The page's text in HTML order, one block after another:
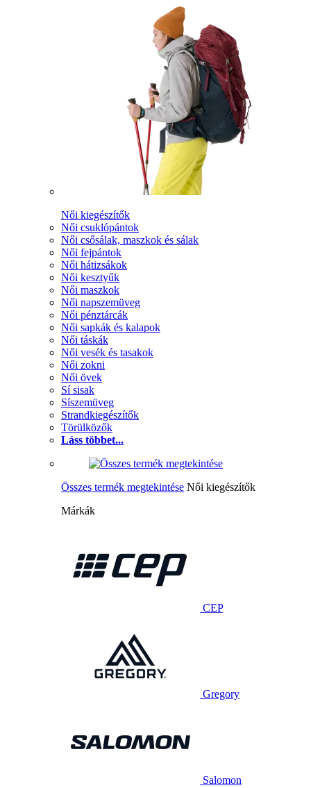
Női kiegészítők
Női csuklópántok
Női csősálak, maszkok és sálak
Női fejpántok
Női hátizsákok
Női kesztyűk
Női maszkok
Női napszemüveg
Női pénztárcák
Női sapkák és kalapok
Női táskák
Női vesék és tasakok
Női zokni
Női övek
Sí sisak
Síszemüveg
Strandkiegészítők
Törülközők
Láss többet...
Összes termék megtekintése Női kiegészítők
Márkák
CEP
Gregory
Salomon